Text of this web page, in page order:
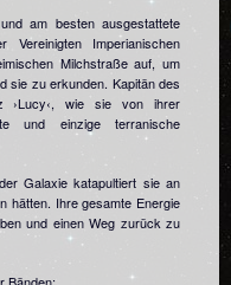
am besten ausgestattete
Vereinigten Imperianischen
Milchstraße auf, um
sie zu erkunden. Kapitän des
›Lucy‹, wie sie von ihrer
und einzige terranische
Galaxie katapultiert sie an
hätten. Ihre gesamte Energie
und einen Weg zurück zu
Bänden: